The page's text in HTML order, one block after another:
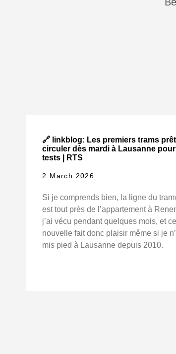
🔗 linkblog: Les premiers trams
circuler dès mardi à Lausanne
tests | RTS
2 March 2026
Si je comprends bien, la ligne du
est tout près de l’appartement à
j’ai vécu pendant quelques mois, et
nouvelle fait donc plaisir même si je
mis pied à Lausanne depuis 2010.